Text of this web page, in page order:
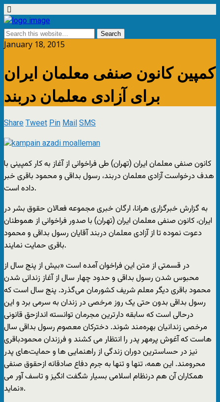
January 18, 2015
کمپین کانون صنفی معلمان ایران
برای آزادی معلمان دربند
ShareTweetPinMailSMS
کانون صنفی معلمان ایران (تهران) طی فراخوانی از آغاز به کار کمپینی با
هدف درخواست آزادی معلمان دربند، رسول بداقی و محمود باقری خبر
داده است.
به گزارش خبرگزاری هرانا، ارگان خبری مجموعه فعالان حقوق بشر در
ایران، کانون صنفی معلمان ایران (تهران) با صدور فراخوانی از هموطنان
دعوت نموده تا از آزادی معلمان دربند آقایان رسول بداقی و محمود
باقری حمایت نمایند.
در قسمتی از متن این فراخوان آمده است «بیش از پنج سال از
محبوس شدن رسول بداقی و حدود چهار سال از آغاز زندانی شدن
محمود باقری دیگر معلم شریف کشورمان می‌گذرد. پنج سال است که
رسول بداقی بدون حتی یک روز مرخصی در زندان به سرمی برد و این
درحالی است که سابقه دار‌ترین مجرمان توانسته اندازحق قانونی
مرخصی زندانیان بهره‌مند شوند. دخترکان معصوم رسول بداقی سال
هاست که آغوش پرمهر پدر را انتظار می کشند و فرزندان محمودباقری
نیز در حساسترین دوران زندگی از راهنمایی ها و حمایت‌های پدر
محرومند. این همه، تنها و تنها به جرم دفاع صادقانه ازحقوق صنفی
همکاران آن هم درنظام اسلامی بسیار شگفت انگیز و تاسف آور می
نماید».